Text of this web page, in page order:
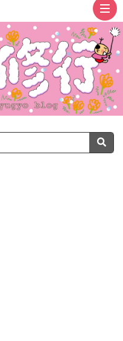
ト
ッ